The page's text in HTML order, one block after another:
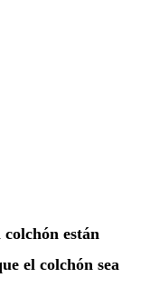
están
el colchón sea